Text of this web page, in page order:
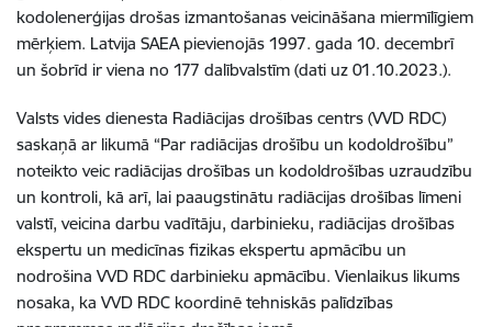
kodolenerģijas drošas izmantošanas veicināšana miermīlīgiem
mērķiem. Latvija SAEA pievienojās 1997. gada 10. decembrī
un šobrīd ir viena no 177 dalībvalstīm (dati uz 01.10.2023.).
Valsts vides dienesta Radiācijas drošības centrs (VVD RDC)
saskaņā ar likumā “Par radiācijas drošību un kodoldrošību”
noteikto veic radiācijas drošības un kodoldrošības uzraudzību
un kontroli, kā arī, lai paaugstinātu radiācijas drošības līmeni
valstī, veicina darbu vadītāju, darbinieku, radiācijas drošības
ekspertu un medicīnas fizikas ekspertu apmācību un
nodrošina VVD RDC darbinieku apmācību. Vienlaikus likums
nosaka, ka VVD RDC koordinē tehniskās palīdzības